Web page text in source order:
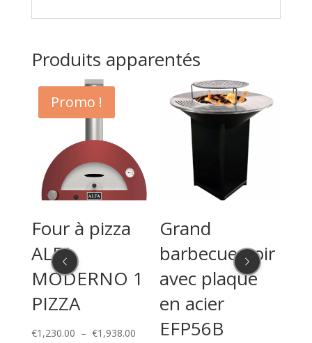
Produits apparentés
Promo !
Four à pizza
ALFA
MODERNO 1
PIZZA
€1,230.00 – €1,938.00Plage
Grand
barbecue noir
avec plaque
en acier
EFP56B